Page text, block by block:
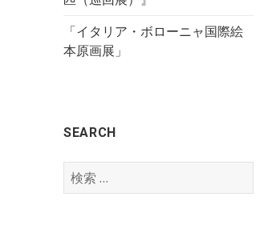
「イタリア・ボローニャ国際絵
本原画展」
SEARCH
検
索